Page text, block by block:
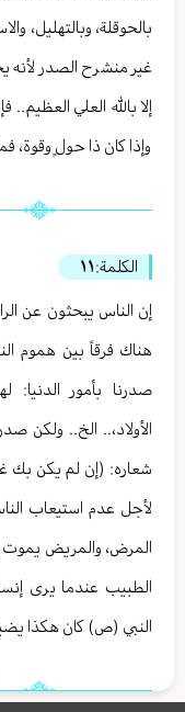
بالحوقلة، وبالتهليل،
غير منشرح الصدر لأنه
إلا بالله العلي
وإذا كان ذا حولٍ وقوة،
الكلمة:١١
إن الناس يبحثون عن
هناك فرقاً بين هموم
صدرنا بأمور
الأولاد،.. الخ.. ولكن
شعاره: (إن لم يكن بك
لأجل عدم استيعاب
المرض، والمريض يموت
الطبيب عندما يرى
النبي (ص) كان هكذا